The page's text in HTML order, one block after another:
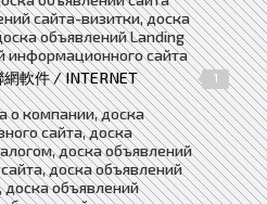
сайта-визитки, доска
объявлений Landing
информационного сайта
軟件 / INTERNET
1
о компании, доска
сайта, доска
доска объявлений
доска объявлений
объявлений